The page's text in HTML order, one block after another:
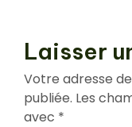
Laisser
Votre adresse
publiée. Les
avec *